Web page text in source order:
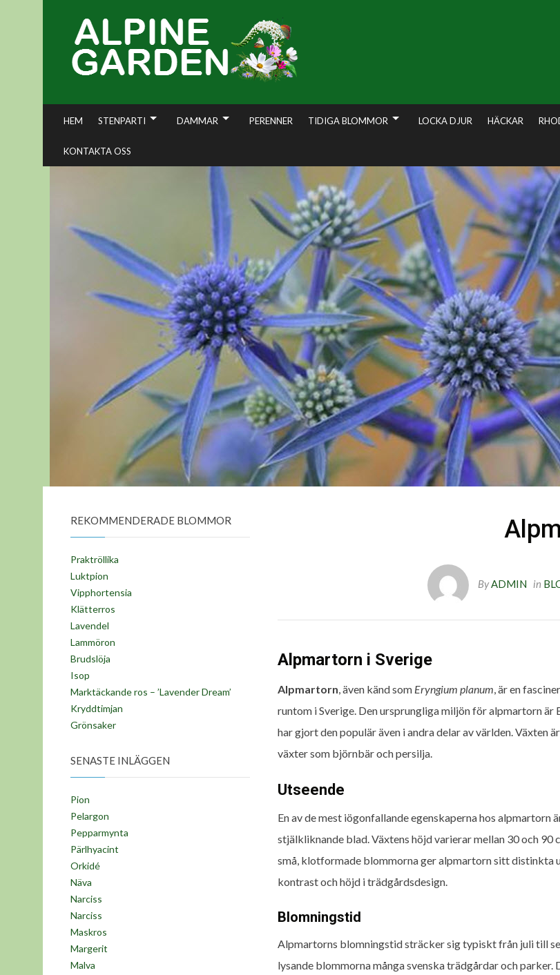
HEM STENPARTI DAMMAR PERENNER TIDIGA BLOMMOR LOCKA DJUR HÄCKAR
KONTAKTA OSS
ByADMIN in
Alpmartorn i Sverige
Alpmartorn , även känd som Eryngium planum , är en
runtom i Sverige. Den ursprungliga miljön för alpmartorn är
har gjort den populär även i andra delar av världen. Växten
växter som björnbär och persilja.
Utseende
En av de mest iögonfallande egenskaperna hos
stjälkliknande blad. Växtens höjd varierar mellan 30 och
små, klotformade blommorna ger alpmartorn sitt distinkta
kontrast och höjd i trädgårdsdesign.
Blomningstid
Alpmartorns blomningstid sträcker sig typiskt från juli till
lysande blommorna många svenska trädgårdar och
REKOMMENDERADE BLOMMOR
Praktröllika
Luktpion
Vipphortensia
Klätterros
Lavendel
Lammöron
Brudslöja
Isop
Marktäckande ros – ’Lavender Dream’
Kryddtimjan
Grönsaker
SENASTE INLÄGGEN
Pion
Pelargon
Pepparmynta
Pärlhyacint
Orkidé
Näva
Narciss
Narciss
Maskros
Margerit
Malva